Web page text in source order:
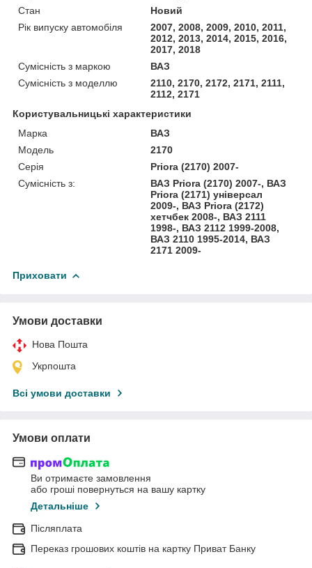
Стан
Новий
Рік випуску автомобіля
2007, 2008, 2009, 2010, 2011,
2012, 2013, 2014, 2015, 2016,
2017, 2018
Сумісність з маркою
ВАЗ
Сумісність з моделлю
2110, 2170, 2172, 2171, 2111,
2112, 2171
Користувальницькі характеристики
Марка
ВАЗ
Модель
2170
Серія
Priora (2170) 2007-
Сумісність з:
ВАЗ Priora (2170) 2007-, ВАЗ
Priora (2171) універсал
2009-, ВАЗ Priora (2172)
хетчбек 2008-, ВАЗ 2111
1998-, ВАЗ 2112 1999-2008,
ВАЗ 2110 1995-2014, ВАЗ
2171 2009-
Приховати
Умови доставки
Нова Пошта
Укрпошта
Всі умови доставки
Умови оплати
Ви отримаєте замовлення
або гроші повернуться на вашу картку
Детальніше
Післяплата
Переказ грошових коштів на картку Приват Банку